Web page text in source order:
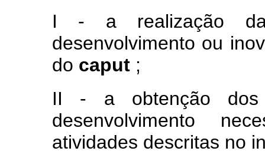
I - a realização
desenvolvimento ou
do caput ;
II - a obtenção dos
desenvolvimento
atividades descritas no